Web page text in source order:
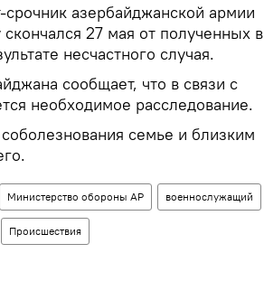
срочник азербайджанской армии
27 мая от полученных в
несчастного случая.
сообщает, что в связи с
необходимое расследование.
семье и близким
Министерство обороны АР военнослужащий
Происшествия